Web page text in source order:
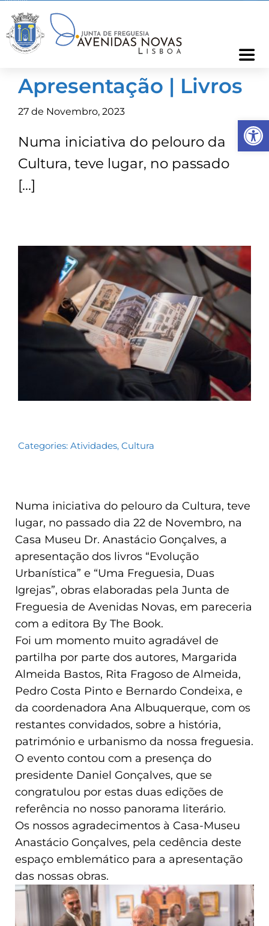
content
Freguesia
Informações
Ocorrências
Contactos
TRANSPARÊNCIA
Apresentação | Livros
27 de Novembro, 2023
Numa iniciativa do pelouro da
Cultura, teve lugar, no passado
[…]
Categories: Atividades, Cultura
Numa iniciativa do pelouro da Cultura, teve
lugar, no passado dia 22 de Novembro, na
Casa Museu Dr. Anastácio Gonçalves, a
apresentação dos livros “Evolução
Urbanística” e “Uma Freguesia, Duas
Igrejas”, obras elaboradas pela Junta de
Freguesia de Avenidas Novas, em pareceria
com a editora By The Book.
Foi um momento muito agradável de
partilha por parte dos autores, Margarida
Almeida Bastos, Rita Fragoso de Almeida,
Pedro Costa Pinto e Bernardo Condeixa, e
da coordenadora Ana Albuquerque, com os
restantes convidados, sobre a história,
património e urbanismo da nossa freguesia.
O evento contou com a presença do
presidente Daniel Gonçalves, que se
congratulou por estas duas edições de
referência no nosso panorama literário.
Os nossos agradecimentos à Casa-Museu
Anastácio Gonçalves, pela cedência deste
espaço emblemático para a apresentação
das nossas obras.